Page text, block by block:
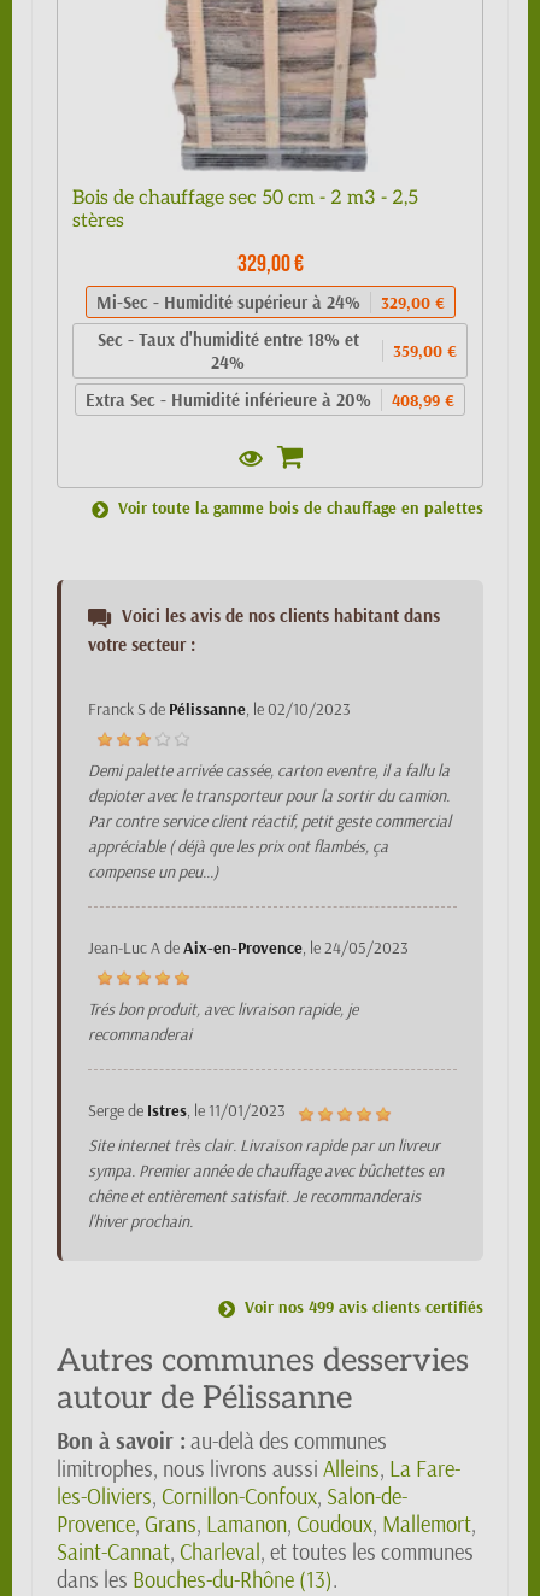
Bois de chauffage sec 50 cm - 2 m3 - 2,5
stères
329,00 €
Mi-Sec - Humidité supérieur à 24% 329,00 €
Sec - Taux d'humidité entre 18% et
24%
359,00 €
Extra Sec - Humidité inférieure à 20% 408,99 €
Voir toute la gamme bois de chauffage en palettes
Voici les avis de nos clients habitant dans
votre secteur :
Franck Sde Pélissanne, le02/10/2023
Demi palette arrivée cassée, carton eventre, il a fallu la
depioter avec le transporteur pour la sortir du camion.
Par contre service client réactif, petit geste commercial
appréciable ( déjà que les prix ont flambés, ça
compense un peu...)
Jean-Luc AdeAix-en-Provence, le24/05/2023
Trés bon produit, avec livraison rapide, je
recommanderai
Sergede Istres, le 11/01/2023
Site internet très clair. Livraison rapide par un livreur
sympa. Premier année de chauffage avec bûchettes en
chêne et entièrement satisfait. Je recommanderais
l'hiver prochain.
Voir nos 499 avis clients certifiés
Autres communes desservies
autour de Pélissanne
Bon à savoir : au-delà des communes
limitrophes, nous livrons aussi Alleins, La Fare-
les-Oliviers, Cornillon-Confoux, Salon-de-
Provence, Grans, Lamanon, Coudoux, Mallemort,
Saint-Cannat, Charleval, et toutes les communes
dans les Bouches-du-Rhône (13).